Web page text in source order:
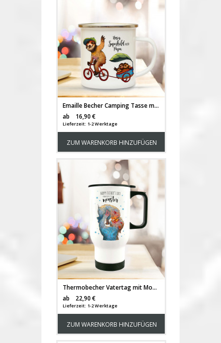
Emaille Becher Camping Tasse mit Faultiere Fahrrad & Spruch Papa Superheld Kaffeetasse Geschenk eb102
ab
16,90 €
Lieferzeit: 1-2 Werktage
ZUM WARENKORB HINZUFÜGEN
Thermobecher Vatertag mit Monster Punkte und Spruch happy father's day from your little monster tb090
ab
22,90 €
Lieferzeit: 1-2 Werktage
ZUM WARENKORB HINZUFÜGEN